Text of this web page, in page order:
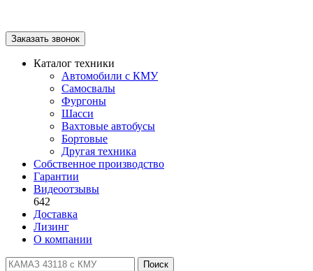
Заказать звонок
Каталог техники
Автомобили с КМУ
Самосвалы
Фургоны
Шасси
Вахтовые автобусы
Бортовые
Другая техника
Собственное производство
Гарантии
Видеоотзывы
642
Доставка
Лизинг
О компании
Поиск